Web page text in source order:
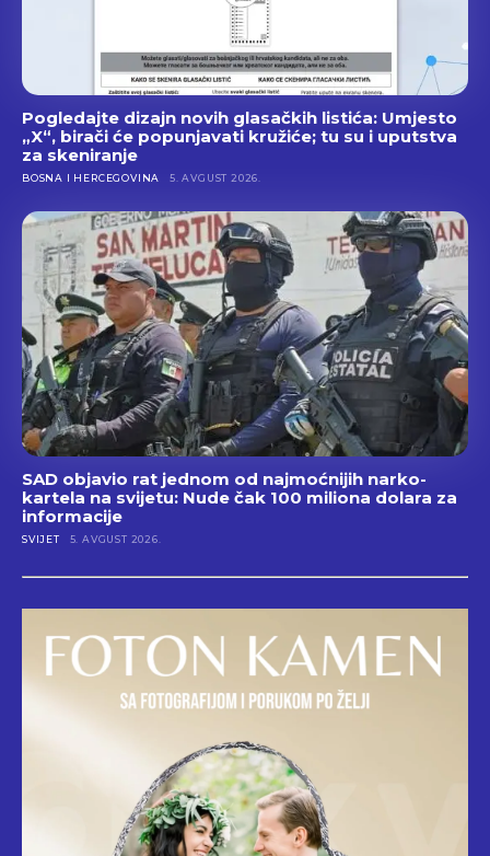
Pogledajte dizajn novih glasačkih listića: Umjesto
„X“, birači će popunjavati kružiće; tu su i uputstva
za skeniranje
BOSNA I HERCEGOVINA 5. AVGUST 2026.
SAD objavio rat jednom od najmoćnijih narko-
kartela na svijetu: Nude čak 100 miliona dolara za
informacije
SVIJET 5. AVGUST 2026.